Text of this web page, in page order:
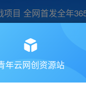
项目 全网首发全年
抖音 短视频 剪辑 视
年云网创资源站